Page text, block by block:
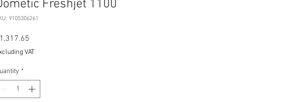
Freshjet 1100
9105306261
VAT
*